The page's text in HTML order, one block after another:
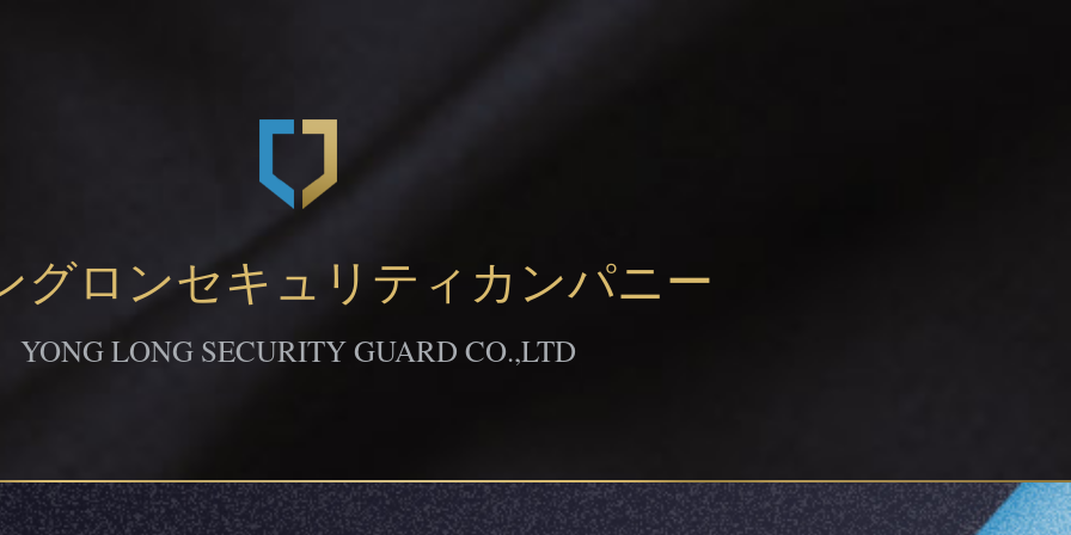
グロンセキュリティカンパニー
YONG LONG SECURITY GUARD CO.,LTD